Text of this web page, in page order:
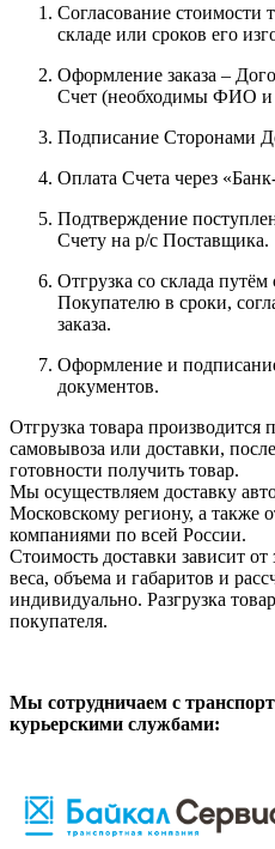
Согласование стоимости
складе или сроков его
Оформление заказа –
Счет (необходимы ФИО и
Подписание Сторонами
Оплата Счета через
Подтверждение
Счету на р/с Поставщика.
Отгрузка со склада
Покупателю в сроки,
заказа.
Оформление и
документов.
Отгрузка товара производится
самовывоза или доставки,
готовности получить товар.
Мы осуществляем доставку
Московскому региону, а также
компаниями по всей России.
Стоимость доставки зависит от
веса, объема и габаритов и
индивидуально. Разгрузка
покупателя.
Мы сотрудничаем с
курьерскими службами: